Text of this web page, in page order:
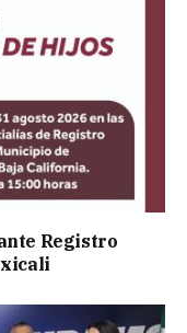
Registro